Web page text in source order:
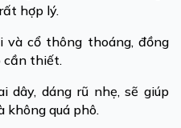
hợp lý.
cổ thông thoáng, đồng
cần thiết.
dây, dáng rũ nhẹ, sẽ giúp
không quá phô.